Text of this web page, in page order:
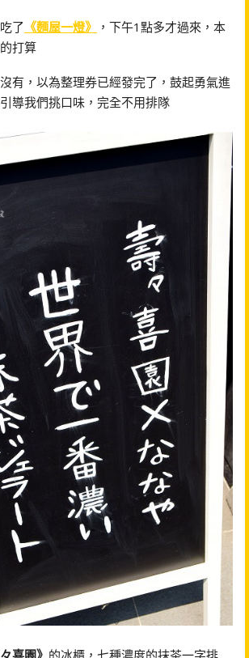
了 《麵屋一燈》
，下午1點多才過來，本
打算
有，以為整理券已經發完了，鼓起勇氣進
導我們挑口味，完全不用排隊